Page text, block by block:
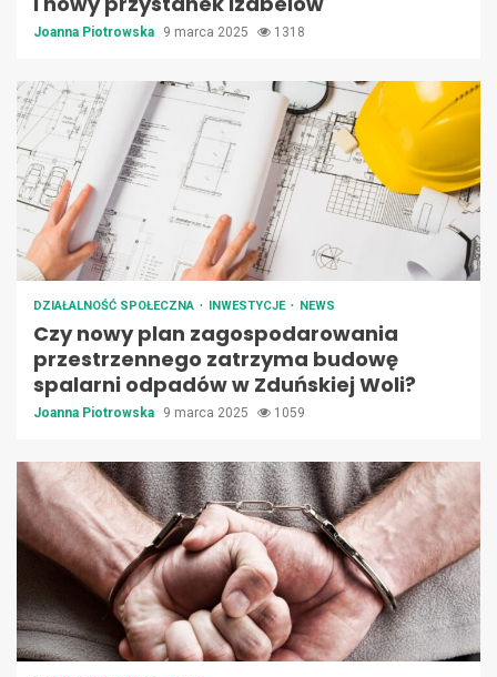
Joanna Piotrowska 9 marca 2025 1318
DZIAŁALNOŚĆ SPOŁECZNA INWESTYCJE NEWS
Czy nowy plan zagospodarowania
przestrzennego zatrzyma budowę
spalarni odpadów w Zduńskiej Woli?
Joanna Piotrowska 9 marca 2025 1059